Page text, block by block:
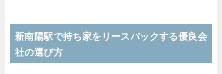
新南陽駅で持ち家をリースバックする優良会
社の選び方